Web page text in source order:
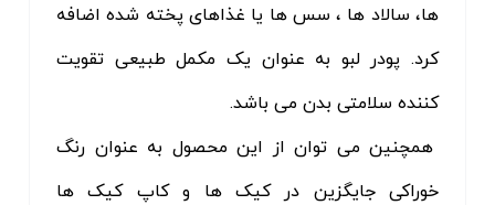
ها، سالاد ها ، سس ها یا غذاهای پخته شده اضافه
کرد. پودر لبو به عنوان یک مکمل طبیعی تقویت
کننده سلامتی بدن می باشد.
همچنین می توان از این محصول به عنوان رنگ
خوراکی جایگزین در کیک ها و کاپ کیک ها